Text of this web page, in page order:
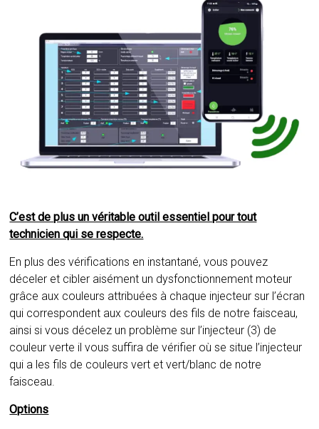
C’est de plus un véritable outil essentiel pour tout
technicien qui se respecte.
En plus des vérifications en instantané, vous pouvez
déceler et cibler aisément un dysfonctionnement moteur
grâce aux couleurs attribuées à chaque injecteur sur l’écran
qui correspondent aux couleurs des fils de notre faisceau,
ainsi si vous décelez un problème sur l’injecteur (3) de
couleur verte il vous suffira de vérifier où se situe l’injecteur
qui a les fils de couleurs vert et vert/blanc de notre
faisceau.
Options